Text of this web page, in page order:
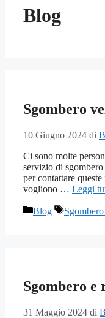
Blog
Sgombero
10 Giugno 2024 di
Ci sono molte
servizio di
per contattare
vogliono … Leggi
Categorie
Blog Tag
Sgombero
31 Maggio 2024 di